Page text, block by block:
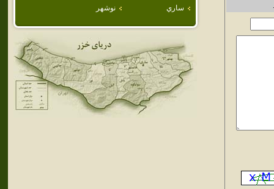
ساري
نوشهر